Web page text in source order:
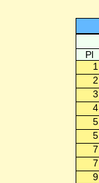
Pl
1
2
3
4
5
5
7
7
9